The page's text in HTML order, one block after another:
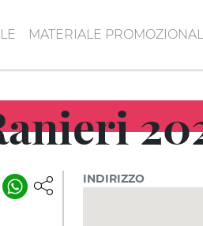
MATERIALE
INDIRIZZO